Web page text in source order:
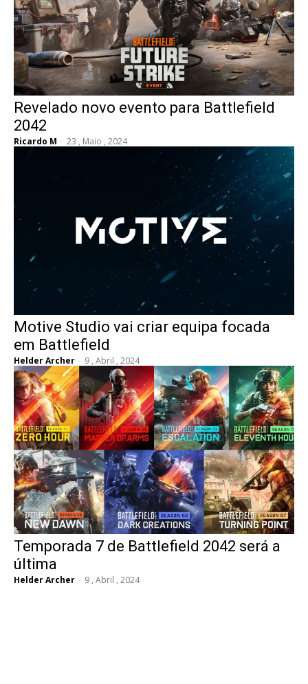
Revelado novo evento para Battlefield
2042
Ricardo M - 23 , Maio , 2024
Motive Studio vai criar equipa focada
em Battlefield
Helder Archer - 9 , Abril , 2024
Temporada 7 de Battlefield 2042 será a
última
Helder Archer - 9 , Abril , 2024